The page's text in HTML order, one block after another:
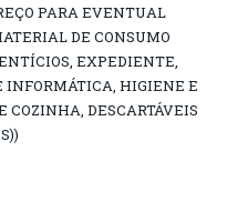
PARA EVENTUAL
DE CONSUMO
EXPEDIENTE,
INFORMÁTICA, HIGIENE E
COZINHA, DESCARTÁVEIS